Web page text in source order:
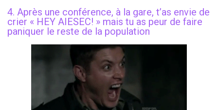
4. Après une conférence, à la gare, t’as envie de
crier « HEY AIESEC! » mais tu as peur de faire
paniquer le reste de la population